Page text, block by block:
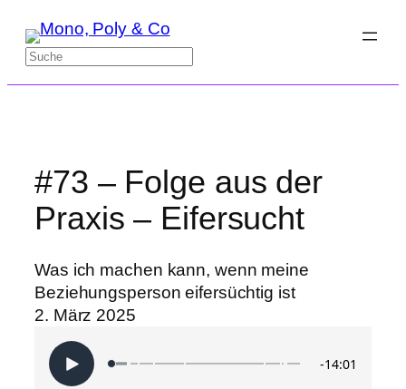
Inhalt
springen
Suchen
#73 – Folge aus der
Praxis – Eifersucht
Was ich machen kann, wenn meine
Beziehungsperson eifersüchtig ist
2. März 2025